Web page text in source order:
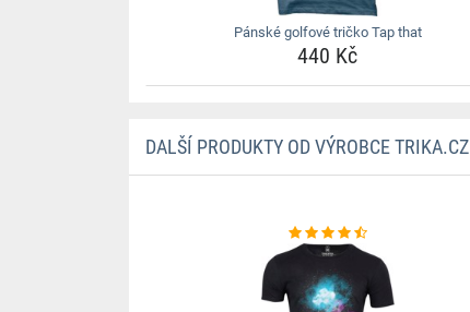
Pánské golfové tričko Tap that
440 Kč
DALŠÍ PRODUKTY OD VÝROBCE TRIKA.CZ